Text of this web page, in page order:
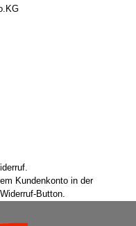
Kundenkonto in der
Button.